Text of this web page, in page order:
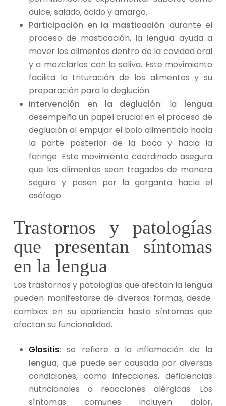
dulce, salado, ácido y amargo.
Participación en la masticación: durante el
proceso de masticación, la lengua ayuda a
mover los alimentos dentro de la cavidad oral
y a mezclarlos con la saliva. Este movimiento
facilita la trituración de los alimentos y su
preparación para la deglución.
Intervención en la deglución: la lengua
desempeña un papel crucial en el proceso de
deglución al empujar el bolo alimenticio hacia
la parte posterior de la boca y hacia la
faringe. Este movimiento coordinado asegura
que los alimentos sean tragados de manera
segura y pasen por la garganta hacia el
esófago.
Trastornos y patologías
que presentan síntomas
en la lengua
Los trastornos y patologías que afectan la lengua
pueden manifestarse de diversas formas, desde
cambios en su apariencia hasta síntomas que
afectan su funcionalidad.
Glositis: se refiere a la inflamación de la
lengua, que puede ser causada por diversas
condiciones, como infecciones, deficiencias
nutricionales o reacciones alérgicas. Los
síntomas comunes incluyen dolor,